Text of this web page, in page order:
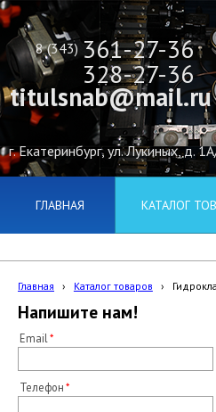
8 (343) 361-27-36
г. Екатеринбург, ул. Лукиных, д.
328-27-36
titulsnab@mail.ru
ГЛАВНАЯ КАТАЛОГ
Главная › Каталог товаров ›
Напишите нам!
Email
Телефон